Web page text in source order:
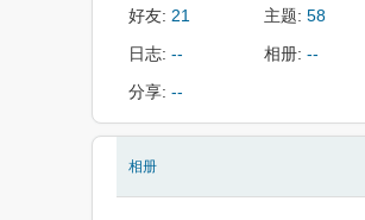
好友: 21 主题: 58
日志: -- 相册: --
分享: --
相册